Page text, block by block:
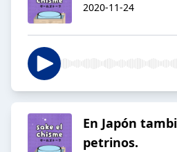
2020-11-24
En Japón
petrinos.